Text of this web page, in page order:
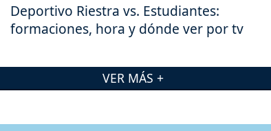
Deportivo Riestra vs. Estudiantes:
formaciones, hora y dónde ver por tv
VER MÁS +